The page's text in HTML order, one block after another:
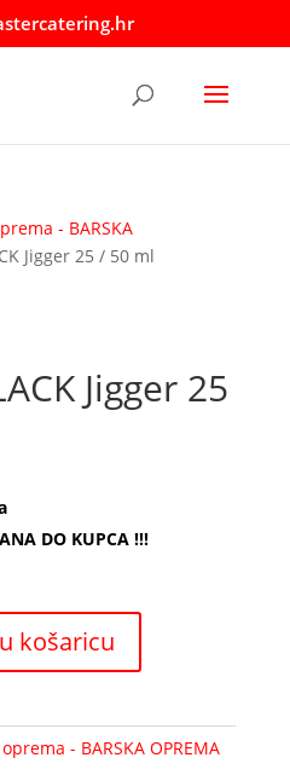
- BARSKA
Jigger 25 / 50 ml
Jigger 25
DO KUPCA !!!
košaricu
- BARSKA OPREMA